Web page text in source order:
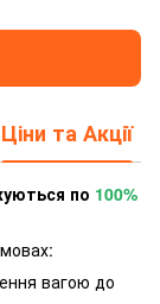
Ціни та Акції
по 100%
вагою до